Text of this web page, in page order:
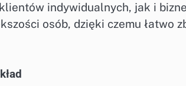
indywidualnych, jak i
osób, dzięki czemu łatwo